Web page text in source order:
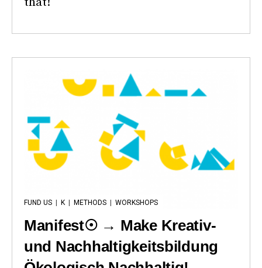
FUND US K METHODS WORKSHOPS
Manifest☉ → Make Kreativ-
und Nachhaltigkeitsbildung